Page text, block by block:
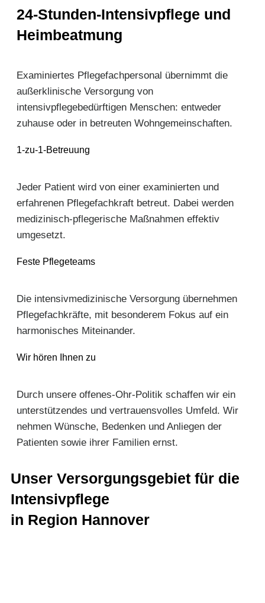
24-Stunden-Intensivpflege und
Heimbeatmung
Examiniertes Pflegefachpersonal übernimmt die
außerklinische Versorgung von
intensivpflegebedürftigen Menschen: entweder
zuhause oder in betreuten Wohngemeinschaften.
1-zu-1-Betreuung
Jeder Patient wird von einer examinierten und
erfahrenen Pflegefachkraft betreut. Dabei werden
medizinisch-pflegerische Maßnahmen effektiv
umgesetzt.
Feste Pflegeteams
Die intensivmedizinische Versorgung übernehmen
Pflegefachkräfte, mit besonderem Fokus auf ein
harmonisches Miteinander.
Wir hören Ihnen zu
Durch unsere offenes-Ohr-Politik schaffen wir ein
unterstützendes und vertrauensvolles Umfeld. Wir
nehmen Wünsche, Bedenken und Anliegen der
Patienten sowie ihrer Familien ernst.
Unser Versorgungsgebiet für die
Intensivpflege
in Region Hannover